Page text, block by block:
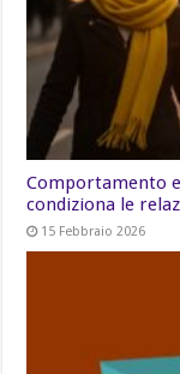
Comportamento
condiziona le
15 Febbraio 2026